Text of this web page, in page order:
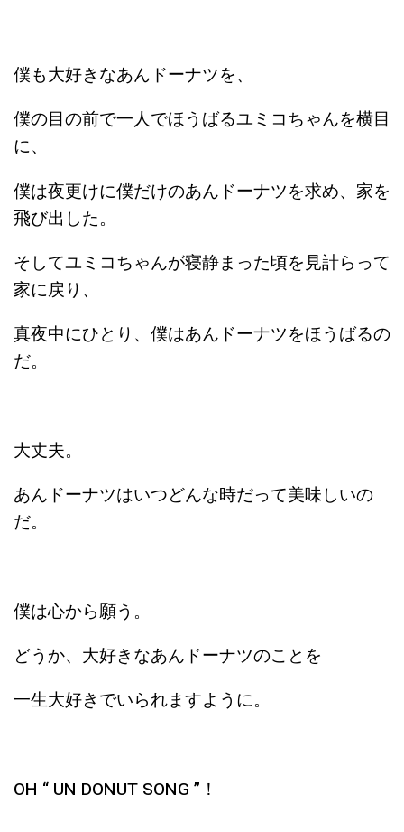
僕も大好きなあんドーナツを、
僕の目の前で一人でほうばるユミコちゃんを横目
に、
僕は夜更けに僕だけのあんドーナツを求め、家を
飛び出した。
そしてユミコちゃんが寝静まった頃を見計らって
家に戻り、
真夜中にひとり、僕はあんドーナツをほうばるの
だ。
大丈夫。
あんドーナツはいつどんな時だって美味しいの
だ。
僕は心から願う。
どうか、大好きなあんドーナツのことを
一生大好きでいられますように。
OH “ UN DONUT SONG ”！